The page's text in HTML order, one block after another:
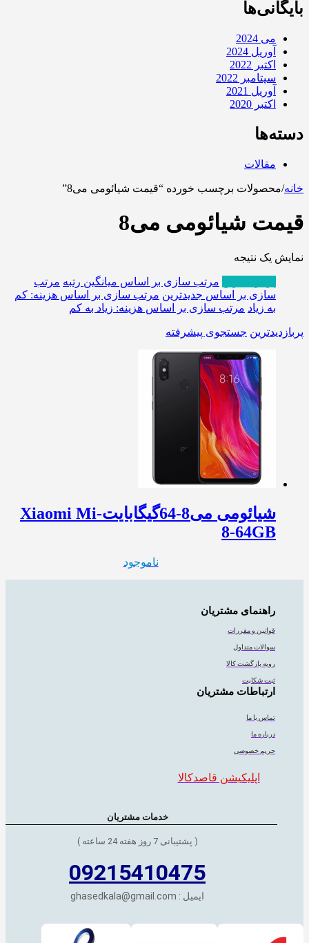
بایگانی‌ها
می 2024
آوریل 2024
اکتبر 2022
سپتامبر 2022
آوریل 2021
اکتبر 2020
دسته‌ها
مقالات
خانه/محصولات برچسب خورده “قیمت شیائومی می8”
قیمت شیائومی می8
نمایش یک نتیجه
مرتب سازی بر اساس میانگین رتبه مرتب
سازی بر اساس جدیدترین مرتب سازی بر اساس هزینه: کم
به زیاد مرتب سازی بر اساس هزینه: زیاد به کم
پربازدیدترین جستجوی پیشرفته
شیائومی می8-64گیگابایت-Xiaomi Mi
8-64GB
ناموجود
راهنمای مشتریان
قوانین و مقررات
سوالات متداول
رویه بازگشت کالا
ثبت شکایت
ارتباطات مشتریان
تماس با ما
درباره ما
حریم خصوصی
اپلیکیشن قاصدکالا
خدمات مشتریان
( پشتیبانی 7 روز هفته 24 ساعته )
09215410475
ایمیل : ghasedkala@gmail.com